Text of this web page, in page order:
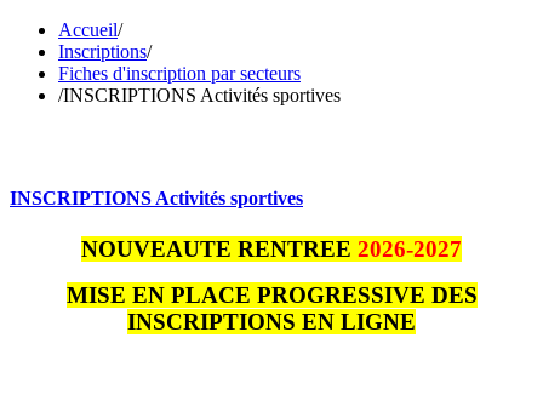
Accueil/
Inscriptions/
Fiches d'inscription par secteurs
/INSCRIPTIONS Activités sportives
INSCRIPTIONS Activités sportives
NOUVEAUTE RENTREE 2026-2027
MISE EN PLACE PROGRESSIVE DES
INSCRIPTIONS EN LIGNE